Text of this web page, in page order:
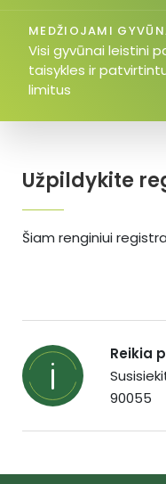
Užpildykite
Šiam renginiui
MEDŽIOJAMI
Visi gyvūnai leistini
taisykles ir
limitus
Reikia
90055